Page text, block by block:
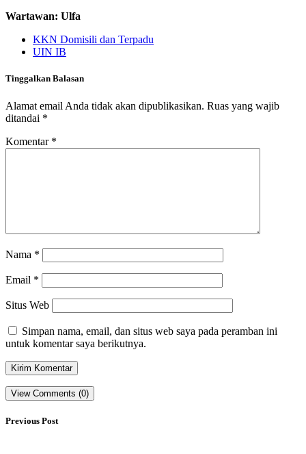
Wartawan: Ulfa
KKN Domisili dan Terpadu
UIN IB
Tinggalkan Balasan
Alamat email Anda tidak akan dipublikasikan. Ruas yang wajib
ditandai *
Komentar *
Nama *
Email *
Situs Web
Simpan nama, email, dan situs web saya pada peramban ini
untuk komentar saya berikutnya.
View Comments (0)
Previous Post